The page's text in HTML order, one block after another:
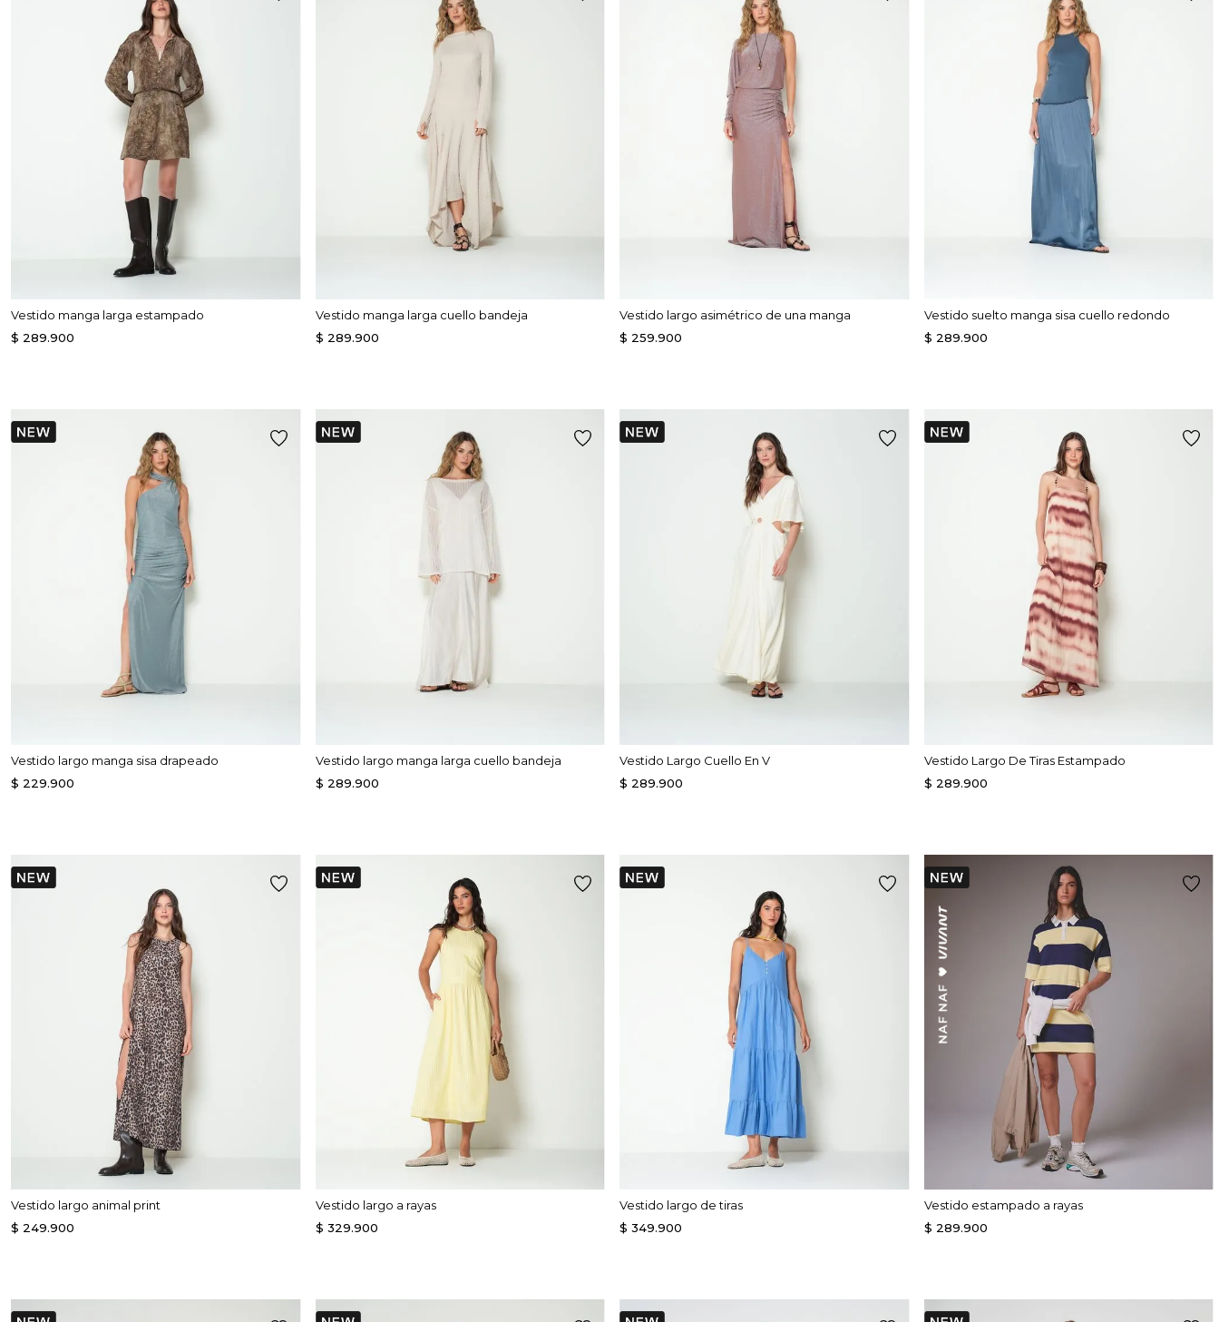
Vestido manga larga estampado
$ 289.900
Vestido manga larga cuello bandeja
$ 289.900
Vestido largo asimétrico de una manga
$ 259.900
Vestido suelto manga sisa cuello redondo
$ 289.900
Vestido largo manga sisa drapeado
$ 229.900
Vestido largo manga larga cuello bandeja
$ 289.900
Vestido Largo Cuello En V
$ 289.900
Vestido Largo De Tiras Estampado
$ 289.900
Vestido largo animal print
$ 249.900
Vestido largo a rayas
$ 329.900
Vestido largo de tiras
$ 349.900
Vestido estampado a rayas
$ 289.900